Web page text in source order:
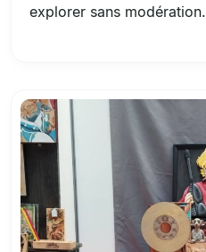
explorer sans modération.